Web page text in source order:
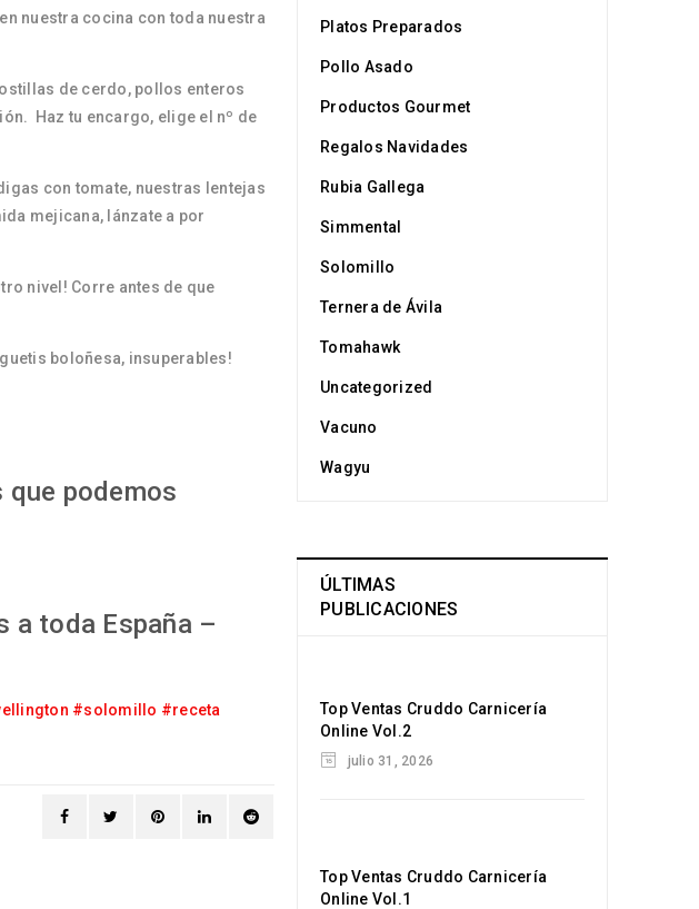
nuestra cocina con toda nuestra
de cerdo, pollos enteros
Haz tu encargo, elige el nº de
con tomate, nuestras lentejas
mejicana, lánzate a por
nivel! Corre antes de que
boloñesa, insuperables!
podemos
a toda España –
#solomillo #receta
Platos Preparados
Pollo Asado
Productos Gourmet
Regalos Navidades
Rubia Gallega
Simmental
Solomillo
Ternera de Ávila
Tomahawk
Uncategorized
Vacuno
Wagyu
ÚLTIMAS
PUBLICACIONES
Top Ventas Cruddo Carnicería
Online Vol.2
julio 31, 2026
Top Ventas Cruddo Carnicería
Online Vol.1